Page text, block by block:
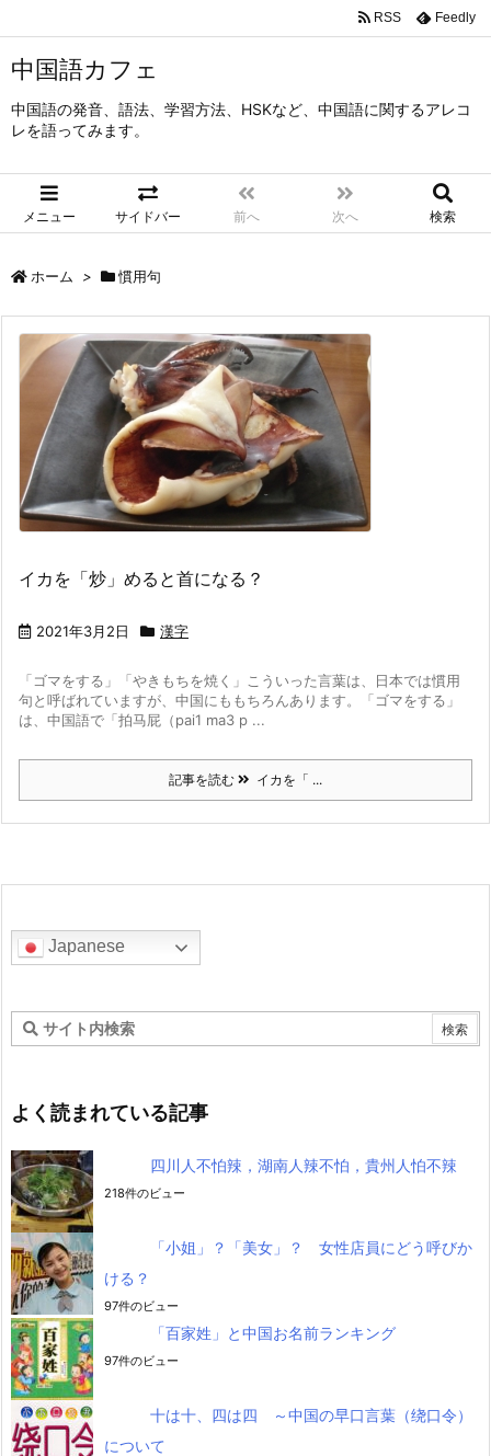
中国語カフェ
中国語の発音、語法、学習方法、HSKなど、中国語に関するアレコ
レを語ってみます。
メニュー サイドバー 前へ 次へ 検索
RSS Feedly
ホーム > 慣用句
イカを「炒」めると首になる？
2021年3月2日 漢字
「ゴマをする」「やきもちを焼く」
こういった言葉は、日本では慣用
句と呼ばれていますが、中国にももちろんあります。
「ゴマをする」
は、中国語で「拍马屁（pai1 ma3 p ...
記事を読む イカを「 ...
Japanese
よく読まれている記事
四川人不怕辣，湖南人辣不怕，貴州人怕不辣
218件のビュー
「小姐」？「美女」？ 女性店員にどう呼びか
ける？
97件のビュー
「百家姓」と中国お名前ランキング
97件のビュー
十は十、四は四 ～中国の早口言葉（绕口令）
について